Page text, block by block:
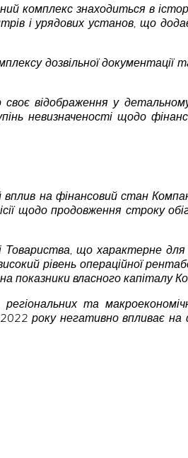
комплекс знаходиться в
і урядових установ, що
дозвільної
відображення у
невизначеності щодо
на фінансовий стан
щодо продовження строку
що характерне для
рівень операційної
показники власного капіталу
та
2022 року негативно впливає